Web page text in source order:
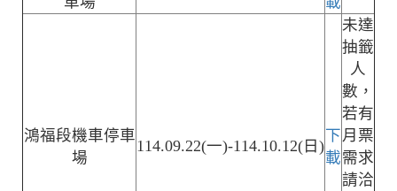
鴻福段機車停車
場
114.09.22(一)-114.10.12(日)
下
載
未達
抽籤
人
數，
若有
月票
需求
請洽